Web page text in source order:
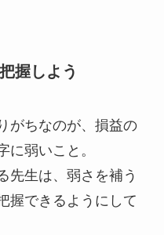
握しよう
がちなのが、損益の
に弱いこと。
先生は、弱さを補う
握できるようにして